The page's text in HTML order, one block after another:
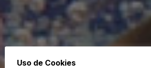
Uso de Cookies